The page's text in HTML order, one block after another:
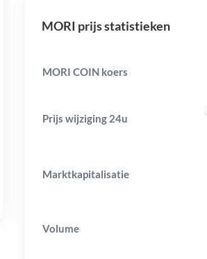
MORI prijs statistieken
MORI COIN koers
Prijs wijziging 24u
Marktkapitalisatie
Volume